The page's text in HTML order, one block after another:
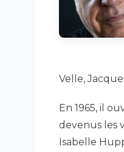
Velle,
En 1965, il
devenus les
Isabelle